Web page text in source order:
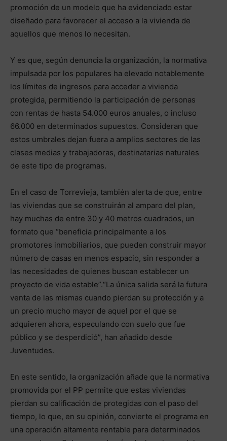
promoción de un modelo que ha evidenciado estar
diseñado para favorecer el acceso a la vivienda de
aquellos que menos lo necesitan.
Y es que, según denuncia la organización, la normativa
impulsada por los populares ha elevado notablemente
los límites de ingresos para acceder a vivienda
protegida, permitiendo la participación de personas
con rentas de hasta 54.000 euros anuales, o incluso
66.000 en determinados supuestos. Consideran que
estos umbrales dejan fuera a amplios sectores de las
clases medias y trabajadoras, destinatarias naturales
de este tipo de programas.
En el caso de Torrevieja, también alerta de que, entre
las viviendas que se construirán al amparo del plan,
hay muchas de entre 30 y 40 metros cuadrados, un
formato que “beneficia principalmente a los
promotores inmobiliarios, que pueden construir mayor
número de casas en menos espacio, sin responder a
las necesidades de quienes buscan establecer un
proyecto de vida estable”.“La única salida será la futura
venta de las mismas cuando pierdan su protección y a
un precio mucho mayor de aquel por el que se
adquieren ahora, especulando con suelo que fue
público y se desperdició”, han añadido desde
Juventudes.
En este sentido, la organización añade que la normativa
promovida por el PP permite que estas viviendas
pierdan su calificación de protegidas con el paso del
tiempo, lo que, en su opinión, convierte el programa en
una operación altamente rentable para determinados